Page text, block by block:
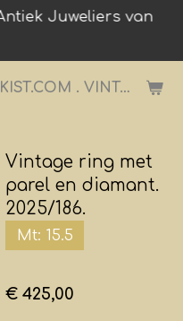
GOUDENSCHATKIST.COM . VINTAGE JUWELIER.
Juweliers van
Vintage ring met
parel en diamant.
2025/186.
Mt: 15.5
€ 425,00